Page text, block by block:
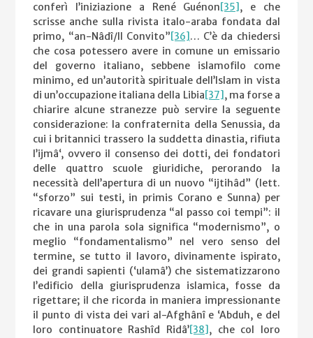
conferì l’iniziazione a René Guénon[35], e che
scrisse anche sulla rivista italo-araba fondata dal
primo, “an-Nâdî/Il Convito”[36]… C’è da chiedersi
che cosa potessero avere in comune un emissario
del governo italiano, sebbene islamofilo come
minimo, ed un’autorità spirituale dell’Islam in vista
di un’occupazione italiana della Libia[37], ma forse a
chiarire alcune stranezze può servire la seguente
considerazione: la confraternita della Senussia, da
cui i britannici trassero la suddetta dinastia, rifiuta
l’ijmâ‘, ovvero il consenso dei dotti, dei fondatori
delle quattro scuole giuridiche, perorando la
necessità dell’apertura di un nuovo “ijtihâd” (lett.
“sforzo” sui testi, in primis Corano e Sunna) per
ricavare una giurisprudenza “al passo coi tempi”: il
che in una parola sola significa “modernismo”, o
meglio “fondamentalismo” nel vero senso del
termine, se tutto il lavoro, divinamente ispirato,
dei grandi sapienti (‘ulamâ’) che sistematizzarono
l’edificio della giurisprudenza islamica, fosse da
rigettare; il che ricorda in maniera impressionante
il punto di vista dei vari al-Afghânî e ‘Abduh, e del
loro continuatore Rashîd Ridâ’[38], che col loro